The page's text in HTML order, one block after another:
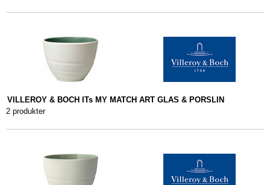
VILLEROY & BOCH ITs MY MATCH ART GLAS & PORSLIN
2 produkter